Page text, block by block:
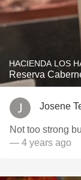
HACIENDA LOS
Reserva
Josene
Not too strong
— 4 years ago